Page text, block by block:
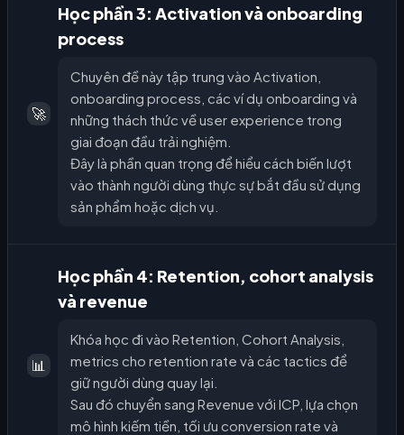
🚀
Học phần 3: Activation và onboarding
process
Chuyên đề này tập trung vào Activation,
onboarding process, các ví dụ onboarding và
những thách thức về user experience trong
giai đoạn đầu trải nghiệm.
Đây là phần quan trọng để hiểu cách biến lượt
vào thành người dùng thực sự bắt đầu sử dụng
sản phẩm hoặc dịch vụ.
📊
Học phần 4: Retention, cohort analysis
và revenue
Khóa học đi vào Retention, Cohort Analysis,
metrics cho retention rate và các tactics để
giữ người dùng quay lại.
Sau đó chuyển sang Revenue với ICP, lựa chọn
mô hình kiếm tiền, tối ưu conversion rate và